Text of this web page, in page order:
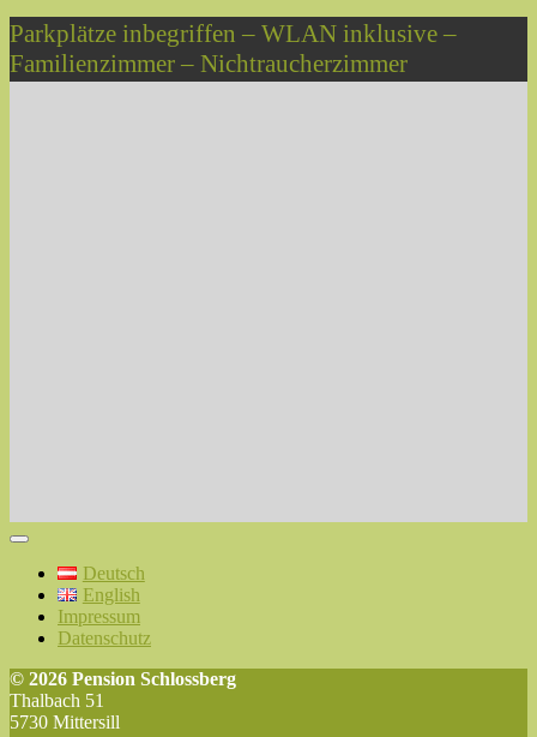
Parkplätze inbegriffen – WLAN inklusive –
Familienzimmer – Nichtraucherzimmer
Deutsch
English
Impressum
Datenschutz
© 2026 Pension Schlossberg
Thalbach 51
5730 Mittersill